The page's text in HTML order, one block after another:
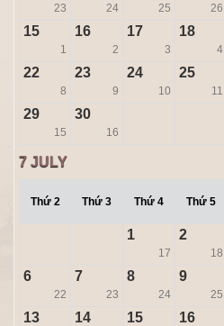
23 24 25 26
15
1
16
2
17
3
18
4
22
8
23
9
24
10
25
11
29
15
30
16
7 JULY
Thứ 2 Thứ 3 Thứ 4 Thứ 5
1
17
2
18
6
22
7
23
8
24
9
25
13 14 15 16